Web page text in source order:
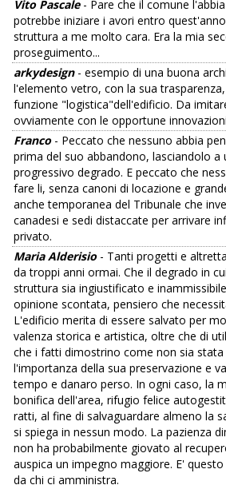
Vito Pascale- Pare che il comune
potrebbe iniziare i avori entro
struttura a me molto cara. Era la mia
proseguimento...
arkydesign- esempio di una buona
l'elemento vetro, con la sua
funzione "logistica"dell'edificio. Da
ovviamente con le opportune
Franco- Peccato che nessuno abbia
prima del suo abbandono, lasciandolo a
progressivo degrado. E peccato che
fare li, senza canoni di locazione e
anche temporanea del Tribunale che
canadesi e sedi distaccate per arrivare
privato.
Maria Alderisio- Tanti progetti e
da troppi anni ormai. Che il degrado in
struttura sia ingiustificato e
opinione scontata, pensiero che
L'edificio merita di essere salvato per
valenza storica e artistica, oltre che di
che i fatti dimostrino come non sia
l'importanza della sua preservazione e
tempo e danaro perso. In ogni caso, la
bonifica dell'area, rifugio felice
ratti, al fine di salvaguardare almeno la
si spiega in nessun modo. La pazienza
non ha probabilmente giovato al
auspica un impegno maggiore. E'
da chi ci amministra.